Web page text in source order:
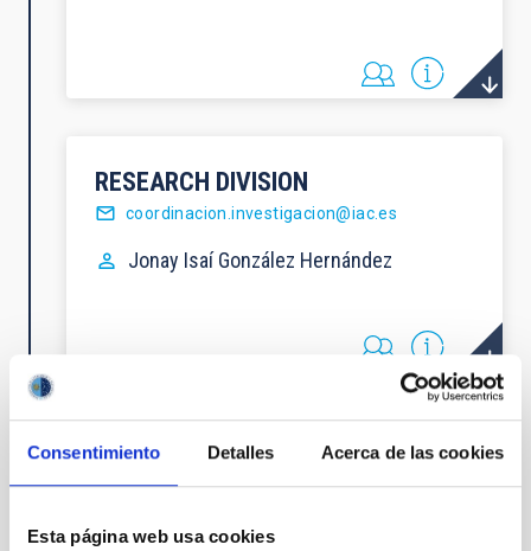
Consentimiento Detalles Acerca de las cookies
Esta página web usa cookies
RESEARCH DIVISION
coordinacion.investigacion@iac.es
Jonay Isaí González Hernández
POSTGRADUATE TRAINING
DIVISION